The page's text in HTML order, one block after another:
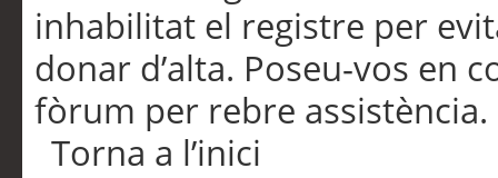
inhabilitat el registre per
donar d’alta. Poseu-vos en
fòrum per rebre assistència.
Torna a l’inici